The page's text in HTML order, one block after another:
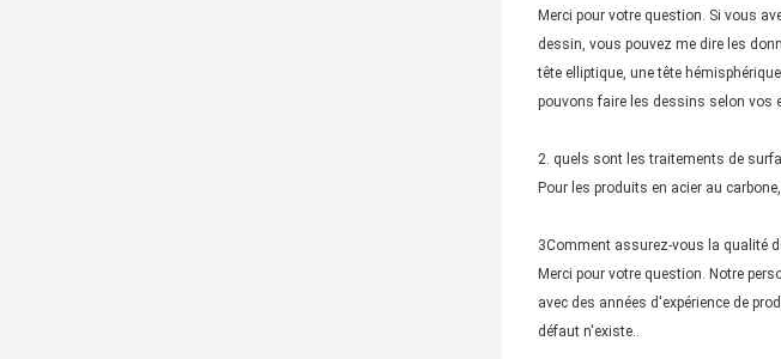
Merci pour votre question. Si vous
dessin, vous pouvez me dire les
tête elliptique, une tête
pouvons faire les dessins selon vos
2. quels sont les traitements de
Pour les produits en acier au
3Comment assurez-vous la qualité
Merci pour votre question. Notre
avec des années d'expérience de
défaut n'existe..